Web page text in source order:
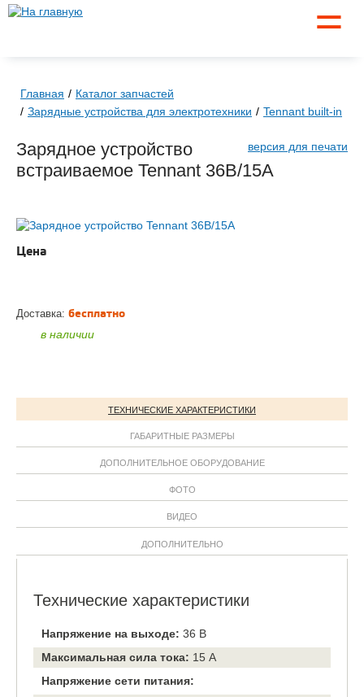
☰
Главная
Каталог запчастей
Зарядные устройства для электротехники
Tennant built-in
версия для печати
Зарядное устройство
встраиваемое Tennant 36B/15A
Цена
Доставка: бесплатно
в наличии
ТЕХНИЧЕСКИЕ ХАРАКТЕРИСТИКИ
ГАБАРИТНЫЕ РАЗМЕРЫ
ДОПОЛНИТЕЛЬНОЕ ОБОРУДОВАНИЕ
ФОТО
ВИДЕО
ДОПОЛНИТЕЛЬНО
Технические характеристики
Напряжение на выходе: 36 В
Максимальная сила тока: 15 А
Напряжение сети питания: